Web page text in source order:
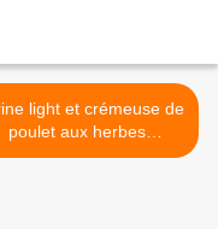
light et crémeuse de
poulet aux herbes
potagères >